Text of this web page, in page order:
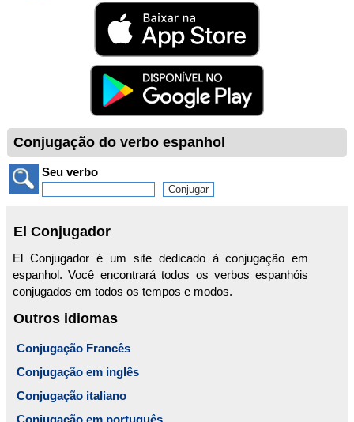
Conjugação do verbo espanhol
Seu verbo
El Conjugador
El Conjugador é um site dedicado à conjugação em
espanhol. Você encontrará todos os verbos espanhóis
conjugados em todos os tempos e modos.
Outros idiomas
Conjugação Francês
Conjugação em inglês
Conjugação italiano
Conjugação em português